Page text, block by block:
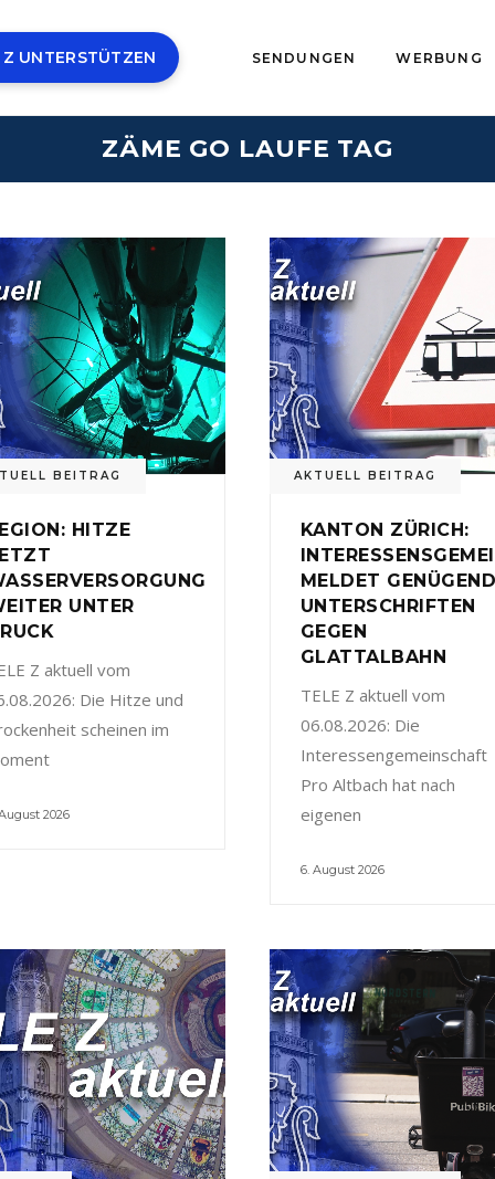
UNTERSTÜTZEN SENDUNGEN WERBUNG
ZÄME GO LAUFE TAG
BEITRAG
HITZE
UNTER
Z aktuell vom
Die Hitze und
scheinen im
2026
AKTUELL BEITRAG
KANTON ZÜRICH:
MELDET
UNTERSCHRIFTEN
GEGEN
GLATTALBAHN
TELE Z aktuell vom
06.08.2026: Die
Interessengemeinschaft
Pro Altbach hat nach
eigenen
6. August 2026